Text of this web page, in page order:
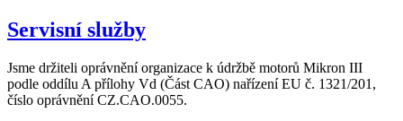
Servisní služby
Jsme držiteli oprávnění organizace k údržbě motorů Mikron III
podle oddílu A přílohy Vd (Část CAO) nařízení EU č. 1321/201,
číslo oprávnění CZ.CAO.0055.